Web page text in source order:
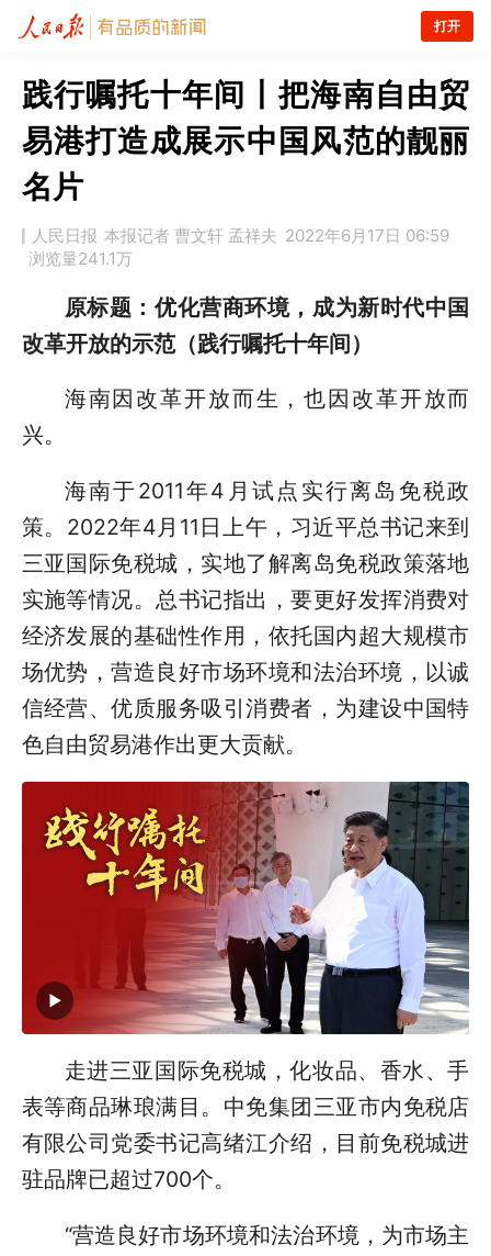
打开
践行嘱托十年间丨把海南自由贸
易港打造成展示中国风范的靓丽
名片
人民日报 本报记者 曹文轩 孟祥夫 2022年6月17日 06:59
浏览量241.1万
原标题：优化营商环境，成为新时代中国
改革开放的示范（践行嘱托十年间）
海南因改革开放而生，也因改革开放而
兴。
海南于2011年4月试点实行离岛免税政
策。2022年4月11日上午，习近平总书记来到
三亚国际免税城，实地了解离岛免税政策落地
实施等情况。总书记指出，要更好发挥消费对
经济发展的基础性作用，依托国内超大规模市
场优势，营造良好市场环境和法治环境，以诚
信经营、优质服务吸引消费者，为建设中国特
色自由贸易港作出更大贡献。
走进三亚国际免税城，化妆品、香水、手
表等商品琳琅满目。中免集团三亚市内免税店
有限公司党委书记高绪江介绍，目前免税城进
驻品牌已超过700个。
“营造良好市场环境和法治环境，为市场主